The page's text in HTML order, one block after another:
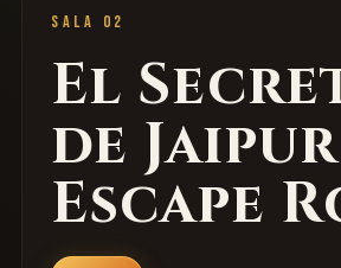
SALA 02
El
de Jaipur
Escape